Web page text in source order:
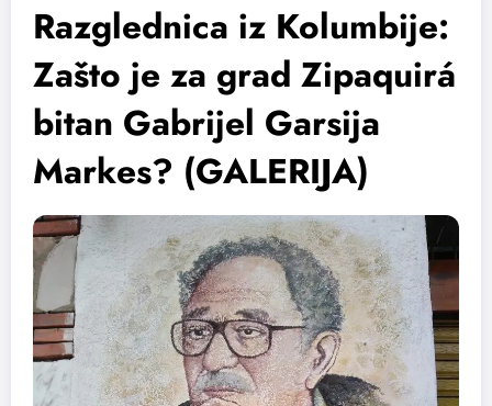
Razglednica iz Kolumbije:
Zašto je za grad Zipaquirá
bitan Gabrijel Garsija
Markes? (GALERIJA)